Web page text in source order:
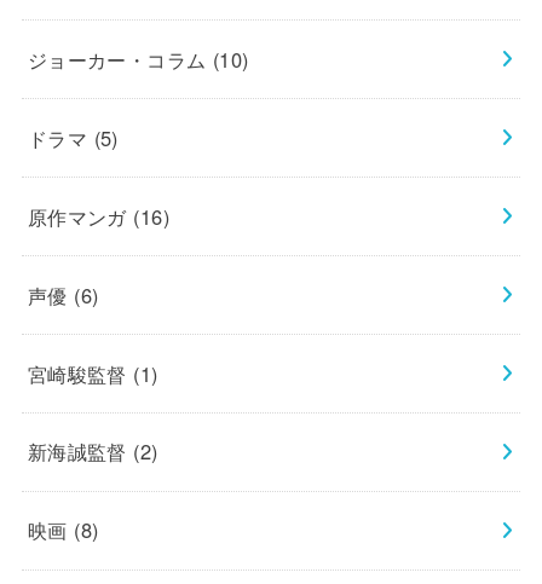
ジョーカー・コラム (10)
ドラマ (5)
原作マンガ (16)
声優 (6)
宮崎駿監督 (1)
新海誠監督 (2)
映画 (8)